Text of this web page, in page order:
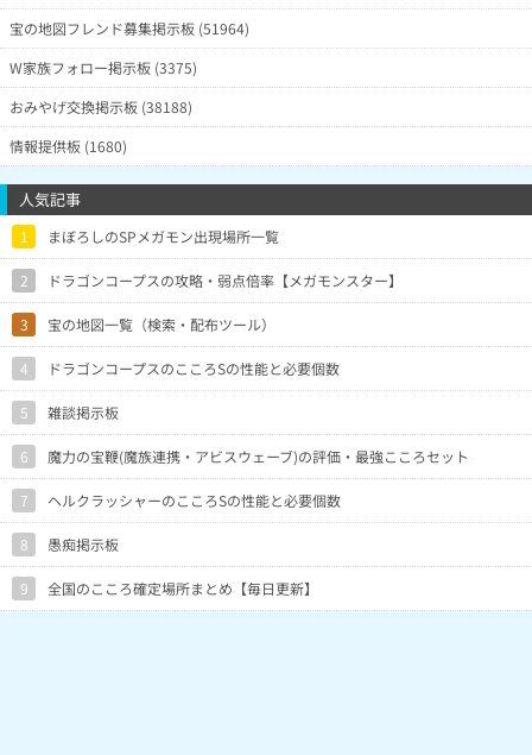
宝の地図フレンド募集掲示板 (51964)
W家族フォロー掲示板 (3375)
おみやげ交換掲示板 (38188)
情報提供板 (1680)
人気記事
1 まぼろしのSPメガモン出現場所一覧
2 ドラゴンコープスの攻略・弱点倍率【メガモンスター】
3 宝の地図一覧（検索・配布ツール）
4 ドラゴンコープスのこころSの性能と必要個数
5 雑談掲示板
6 魔力の宝鞭(魔族連携・アビスウェーブ)の評価・最強こころセット
7 ヘルクラッシャーのこころSの性能と必要個数
8 愚痴掲示板
9 全国のこころ確定場所まとめ【毎日更新】